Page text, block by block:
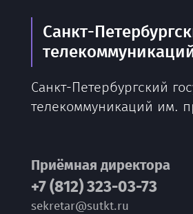
Санкт-
Санкт-Петербургский
телекоммуникаций им.
Приёмная директора
+7 (812) 323-03-73
sekretar@sutkt.ru